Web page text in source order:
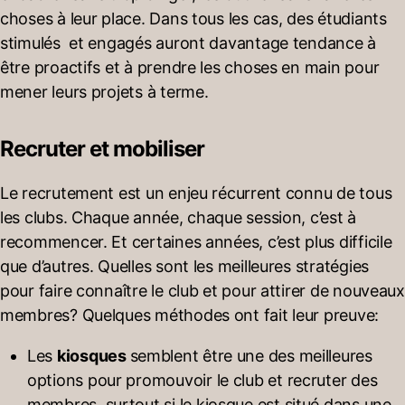
choses à leur place. Dans tous les cas, des étudiants
stimulés et engagés auront davantage tendance à
être proactifs et à prendre les choses en main pour
mener leurs projets à terme.
Recruter et mobiliser
Le recrutement est un enjeu récurrent connu de tous
les clubs. Chaque année, chaque session, c’est à
recommencer. Et certaines années, c’est plus difficile
que d’autres. Quelles sont les meilleures stratégies
pour faire connaître le club et pour attirer de nouveaux
membres? Quelques méthodes ont fait leur preuve:
Les kiosques semblent être une des meilleures
options pour promouvoir le club et recruter des